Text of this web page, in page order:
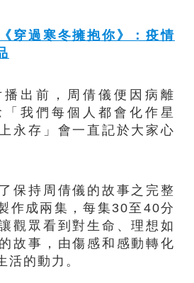
《穿過寒冬擁抱你》：疫情
前，周倩儀便因病離
我們每個人都會化作星
永存」會一直記於大家心
持周倩儀的故事之完整
作成兩集，每集30至40分
觀眾看到對生命、理想如
故事，由傷感和感動轉化
活的動力。